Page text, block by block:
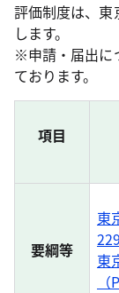
評価制度は、
します。
※申請・届出に
ております。
項目
要綱等
東
東